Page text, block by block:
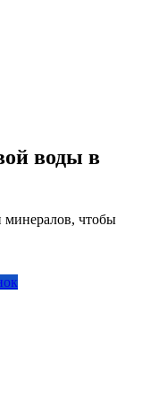
воды в
минералов, чтобы